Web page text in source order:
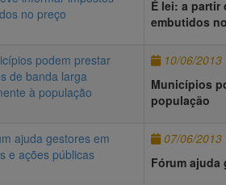
É lei: a
embutidos
10/06/2013
Municípios
população
07/06/2013
Fórum ajuda